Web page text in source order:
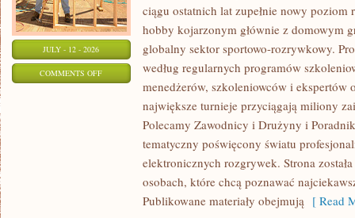
JULY - 12 - 2026
COMMENTS OFFON
ciągu ostatnich lat zupełnie nowy poziom
hobby kojarzonym głównie z domowym
globalny sektor sportowo-rozrywkowy.
według regularnych programów
menedżerów, szkoleniowców i ekspertów
największe turnieje przyciągają miliony
Polecamy Zawodnicy i Drużyny i
tematyczny poświęcony światu
elektronicznych rozgrywek. Strona
osobach, które chcą poznawać
Publikowane materiały obejmują [ Read